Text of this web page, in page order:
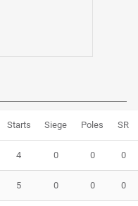
Starts Siege Poles SR
4 0 0 0
5 0 0 0